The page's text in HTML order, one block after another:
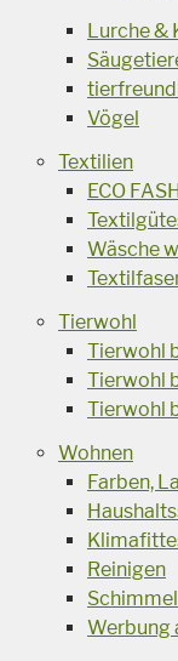
Lurche &
Vögel
Textilien
ECO
Wäsche
Tierwohl
Tierwohl
Tierwohl
Tierwohl
Wohnen
Farben,
Reinigen
Schimmel
Werbung